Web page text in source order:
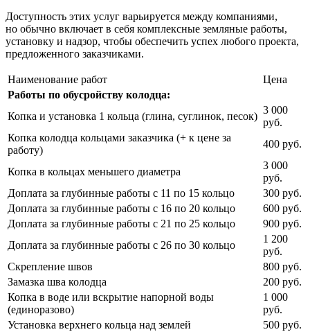
Доступность этих услуг варьируется между компаниями,
но обычно включает в себя комплексные земляные работы,
установку и надзор, чтобы обеспечить успех любого проекта,
предложенного заказчиками.
Наименование работ
Цена
Работы по обусройству колодца:
Копка и установка 1 кольца (глина, суглинок, песок)
3 000
руб.
Копка колодца кольцами заказчика (+ к цене за
работу)
400 руб.
Копка в кольцах меньшего диаметра
3 000
руб.
Доплата за глубинные работы с 11 по 15 кольцо
300 руб.
Доплата за глубинные работы с 16 по 20 кольцо
600 руб.
Доплата за глубинные работы с 21 по 25 кольцо
900 руб.
Доплата за глубинные работы с 26 по 30 кольцо
1 200
руб.
Скрепление швов
800 руб.
Замазка шва колодца
200 руб.
Копка в воде или вскрытие напорной воды
(единоразово)
1 000
руб.
Установка верхнего кольца над землей
500 руб.